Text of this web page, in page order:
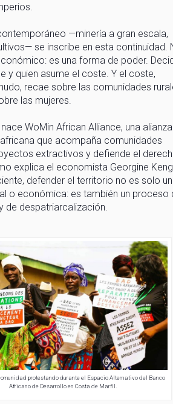
—minería a gran escala,
se inscribe en esta continuidad.
es una forma de poder.
y quien asume el coste. Y el coste,
recae sobre las comunidades
las mujeres.
WoMin African Alliance, una alianza
que acompaña comunidades
extractivos y defiende el
explica el economista Georgine
defender el territorio no es solo
o económica: es también un proceso
de despatriarcalización.
protestando durante el Espacio Alternativo del Banco
Africano de Desarrollo en Costa de Marfil.